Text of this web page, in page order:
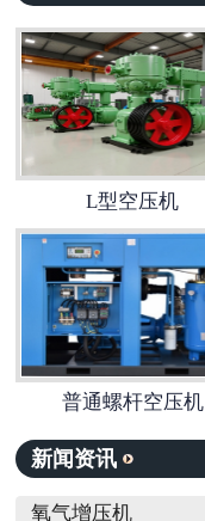
L型空压机
普通螺杆空压机
新闻资讯
氧气增压机